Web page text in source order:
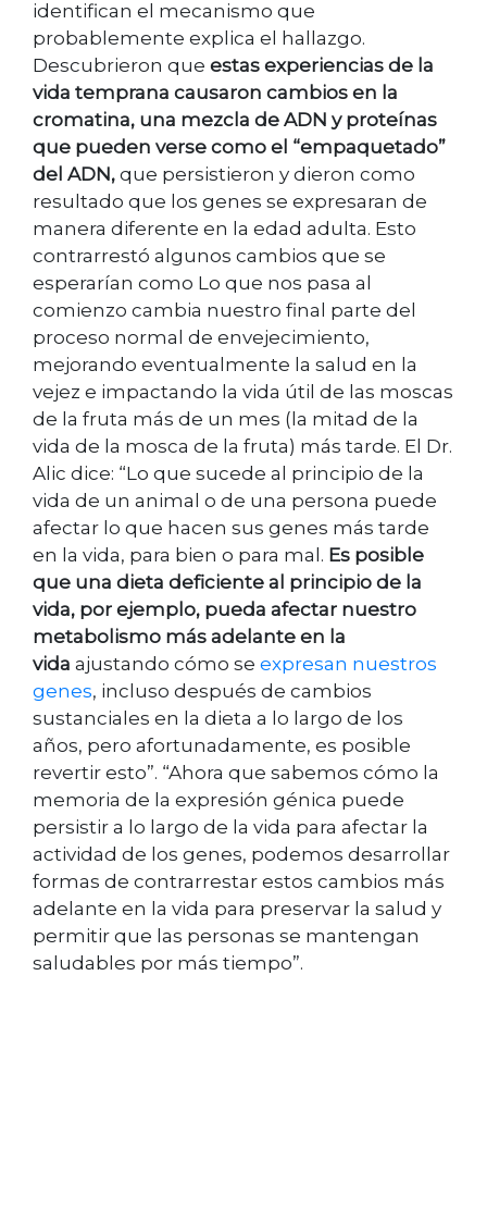
identifican el mecanismo que
probablemente explica el hallazgo.
Descubrieron que estas experiencias de la
vida temprana causaron cambios en la
cromatina, una mezcla de ADN y proteínas
que pueden verse como el “empaquetado”
del ADN, que persistieron y dieron como
resultado que los genes se expresaran de
manera diferente en la edad adulta. Esto
contrarrestó algunos cambios que se
esperarían como Lo que nos pasa al
comienzo cambia nuestro final parte del
proceso normal de envejecimiento,
mejorando eventualmente la salud en la
vejez e impactando la vida útil de las moscas
de la fruta más de un mes (la mitad de la
vida de la mosca de la fruta) más tarde. El Dr.
Alic dice: “Lo que sucede al principio de la
vida de un animal o de una persona puede
afectar lo que hacen sus genes más tarde
en la vida, para bien o para mal. Es posible
que una dieta deficiente al principio de la
vida, por ejemplo, pueda afectar nuestro
metabolismo más adelante en la
vida ajustando cómo se expresan nuestros
genes, incluso después de cambios
sustanciales en la dieta a lo largo de los
años, pero afortunadamente, es posible
revertir esto”. “Ahora que sabemos cómo la
memoria de la expresión génica puede
persistir a lo largo de la vida para afectar la
actividad de los genes, podemos desarrollar
formas de contrarrestar estos cambios más
adelante en la vida para preservar la salud y
permitir que las personas se mantengan
saludables por más tiempo”.